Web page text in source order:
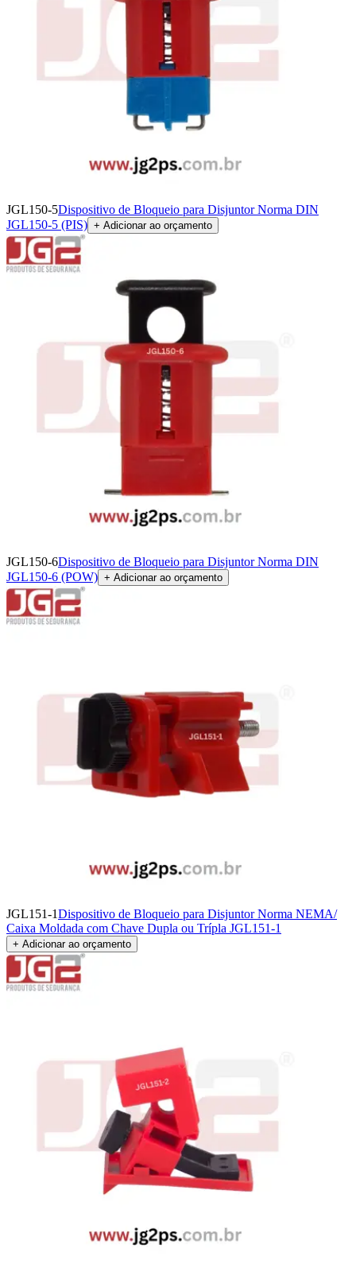
JGL150-5Dispositivo de Bloqueio para Disjuntor Norma DIN
JGL150-5 (PIS) + Adicionar ao orçamento
JGL150-6Dispositivo de Bloqueio para Disjuntor Norma DIN
JGL150-6 (POW) + Adicionar ao orçamento
JGL151-1Dispositivo de Bloqueio para Disjuntor Norma NEMA/
Caixa Moldada com Chave Dupla ou Trípla JGL151-1
+ Adicionar ao orçamento